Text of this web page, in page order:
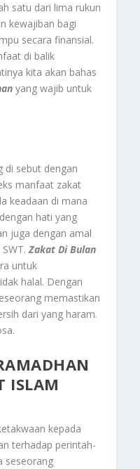
satu dari lima rukun
kewajiban bagi
secara finansial.
di balik
kita akan bahas
yang wajib untuk
di sebut dengan
manfaat zakat
keadaan di mana
hati yang
juga dengan amal
SWT.Zakat Di Bulan
untuk
halal. Dengan
memastikan
dari yang haram.
ISLAM
kepada
terhadap perintah-
seseorang